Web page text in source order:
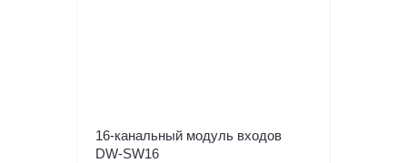
16-канальный модуль входов
DW-SW16